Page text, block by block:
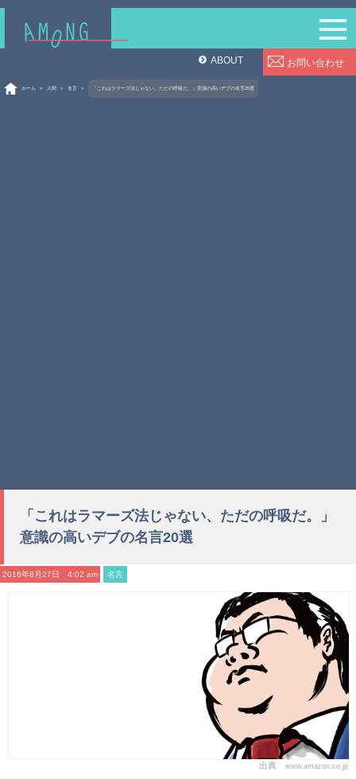
お問い合わせ
ABOUT
ホーム > 人間 > 名言 > 「これはラマーズ法じゃない、ただの呼吸だ。」意識の高いデブの名言20選
「これはラマーズ法じゃない、ただの呼吸だ。」
意識の高いデブの名言20選
2016年8月27日 4:02 am 名言
出典 www.amazon.co.jp